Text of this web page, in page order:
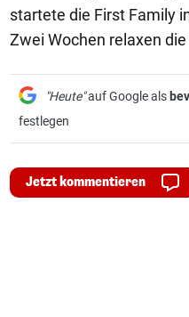
startete die First Family
Zwei Wochen relaxen
"Heute"auf Google als
festlegen
Jetzt kommentieren